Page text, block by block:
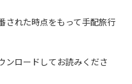
ない。
ばない。
で雨が降らなくても、上
るので、水の濁りに注意
原での遊びを中止する。
住民から川についての注意
された時点をもって手配旅行
ンロードしてお読みくださ